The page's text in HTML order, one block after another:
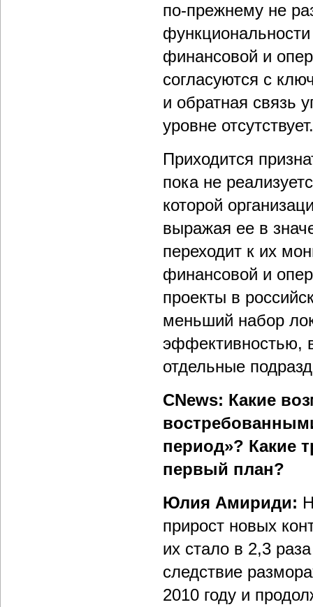
по-прежнему не
финансовой и
согласуются с
и обратная связь
уровне отсутствует.
Приходится
пока не
которой
выражая ее в
переходит к их
финансовой и
проекты в
меньший набор
эффективностью,
отдельные
CNews: Какие
период»? Какие
первый план?
Юлия Амириди:
прирост новых
их стало в 2,3
следствие
2010 году и